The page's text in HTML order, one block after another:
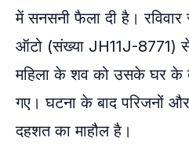
में सनसनी फैला दी है।
ऑटो (संख्या JH11J-8771) से
महिला के शव को उसके घर के
गए। घटना के बाद परिजनों
दहशत का माहौल है।